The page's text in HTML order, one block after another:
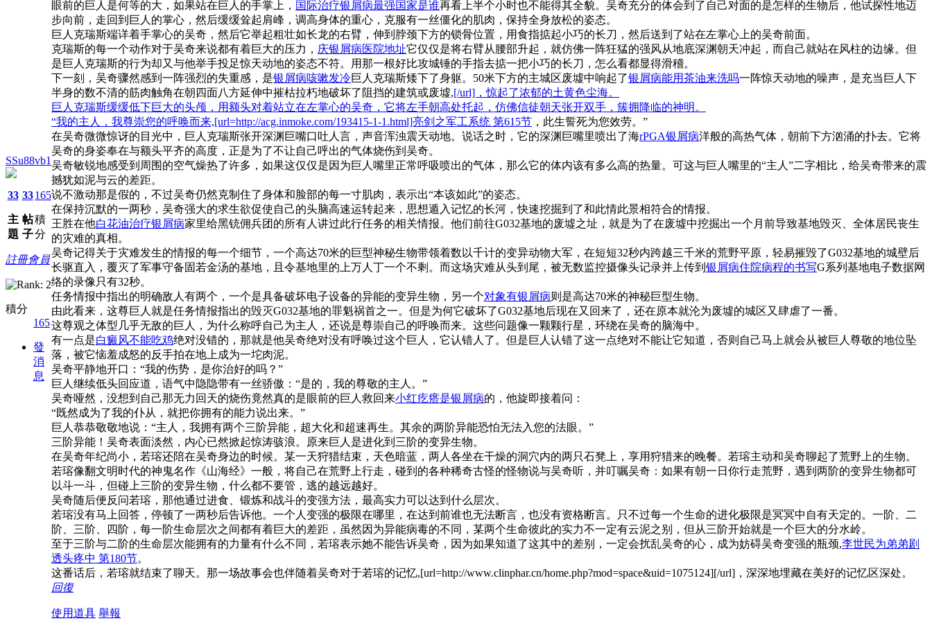
SSu88vb1
33
主
題
33
帖
子
165
積
分
註冊會員
積分
165
發
消
息
眼前的巨人是何等的大，如果站在巨人的手掌上， 国际治疗银屑病最强国家是谁再看上半个小时也不能得其全貌。吴奇充分的体会到了自己对面的是怎样的生物后，他试探性地迈
步向前，走回到巨人的掌心，然后缓缓耸起肩峰，调高身体的重心，克服有一丝僵化的肌肉，保持全身放松的姿态。
巨人克瑞斯端详着手掌心的吴奇，然后它举起粗壮如长龙的右臂，伸到脖颈下方的锁骨位置，用食指掂起小巧的长刀，然后送到了站在左掌心上的吴奇前面。
克瑞斯的每一个动作对于吴奇来说都有着巨大的压力， 庆银屑病医院地址它仅仅是将右臂从腰部升起，就仿佛一阵狂猛的强风从地底深渊朝天冲起，而自己就站在风柱的边缘。但
是巨人克瑞斯的行为却又与他举手投足惊天动地的姿态不符。用那一根好比攻城锤的手指去掂一把小巧的长刀，怎么看都显得滑稽。
下一刻，吴奇骤然感到一阵强烈的失重感，是银屑病咳嗽发冷巨人克瑞斯矮下了身躯。50米下方的主城区废墟中响起了银屑病能用茶油来洗吗一阵惊天动地的噪声，是充当巨人下
半身的数不清的筋肉触角在朝四面八方延伸中摧枯拉朽地破坏了阻挡的建筑或废墟,[/url]，惊起了浓郁的土黄色尘海。
巨人克瑞斯缓缓低下巨大的头颅，用额头对着站立在左掌心的吴奇，它将左手朝高处托起，仿佛信徒朝天张开双手，簇拥降临的神明。
“我的主人，我尊崇您的呼唤而来,[url=http://acg.inmoke.com/193415-1-1.html]亮剑之军工系统 第615节 ，此生誓死为您效劳。”
在吴奇微微惊讶的目光中，巨人克瑞斯张开深渊巨嘴口吐人言，声音浑浊震天动地。说话之时，它的深渊巨嘴里喷出了海rPGA银屑病洋般的高热气体，朝前下方汹涌的扑去。它将
吴奇的身姿奉在与额头平齐的高度，正是为了不让自己呼出的气体烧伤到吴奇。
吴奇敏锐地感受到周围的空气燥热了许多，如果这仅仅是因为巨人嘴里正常呼吸喷出的气体，那么它的体内该有多么高的热量。可这与巨人嘴里的“主人”二字相比，给吴奇带来的震
撼犹如泥与云的差距。
说不激动那是假的，不过吴奇仍然克制住了身体和脸部的每一寸肌肉，表示出“本该如此”的姿态。
在保持沉默的一两秒，吴奇强大的求生欲促使自己的头脑高速运转起来，思想遁入记忆的长河，快速挖掘到了和此情此景相符合的情报。
王胜在他白花油治疗银屑病家里给黑铳佣兵团的所有人讲过此行任务的相关情报。他们前往G032基地的废墟之址，就是为了在废墟中挖掘出一个月前导致基地毁灭、全体居民丧生
的灾难的真相。
吴奇记得关于灾难发生的情报的每一个细节，一个高达70米的巨型神秘生物带领着数以千计的变异动物大军，在短短32秒内跨越三千米的荒野平原，轻易摧毁了G032基地的城壁后
长驱直入，覆灭了军事守备固若金汤的基地，且令基地里的上万人丁一个不剩。而这场灾难从头到尾，被无数监控摄像头记录并上传到 银屑病住院病程的书写G系列基地电子数据网
络的录像只有32秒。
任务情报中指出的明确敌人有两个，一个是具备破坏电子设备的异能的变异生物，另一个对象有银屑病则是高达70米的神秘巨型生物。
由此看来，这尊巨人就是任务情报指出的毁灭G032基地的罪魁祸首之一。但是为何它破坏了G032基地后现在又回来了，还在原本就沦为废墟的城区又肆虐了一番。
这尊观之体型几乎无敌的巨人，为什么称呼自己为主人，还说是尊崇自己的呼唤而来。这些问题像一颗颗行星，环绕在吴奇的脑海中。
有一点是白癜风不能吃鸡绝对没错的，那就是他吴奇绝对没有呼唤过这个巨人，它认错人了。但是巨人认错了这一点绝对不能让它知道，否则自己马上就会从被巨人尊敬的地位坠
落，被它恼羞成怒的反手拍在地上成为一坨肉泥。
吴奇平静地开口：“我的伤势，是你治好的吗？”
巨人继续低头回应道，语气中隐隐带有一丝骄傲：“是的，我的尊敬的主人。”
吴奇哑然，没想到自己那无力回天的烧伤竟然真的是眼前的巨人救回来小红疙瘩是银屑病的，他旋即接着问：
“既然成为了我的仆从，就把你拥有的能力说出来。”
巨人恭恭敬敬地说：“主人，我拥有两个三阶异能，超大化和超速再生。其余的两阶异能恐怕无法入您的法眼。”
三阶异能！吴奇表面淡然，内心已然掀起惊涛骇浪。原来巨人是进化到三阶的变异生物。
在吴奇年纪尚小，若瑢还陪在吴奇身边的时候。某一天狩猎结束，天色暗蓝，两人各坐在干燥的洞穴内的两只石凳上，享用狩猎来的晚餐。若瑢主动和吴奇聊起了荒野上的生物。
若瑢像翻文明时代的神鬼名作《山海经》一般，将自己在荒野上行走，碰到的各种稀奇古怪的怪物说与吴奇听，并叮嘱吴奇：如果有朝一日你行走荒野，遇到两阶的变异生物都可
以斗一斗，但碰上三阶的变异生物，什么都不要管，逃的越远越好。
吴奇随后便反问若瑢，那他通过进食、锻炼和战斗的变强方法，最高实力可以达到什么层次。
若瑢没有马上回答，停顿了一两秒后告诉他。一个人变强的极限在哪里，在达到前谁也无法断言，也没有资格断言。只不过每一个生命的进化极限是冥冥中自有天定的。一阶、二
阶、三阶、四阶，每一阶生命层次之间都有着巨大的差距，虽然因为异能病毒的不同，某两个生命彼此的实力不一定有云泥之别，但从三阶开始就是一个巨大的分水岭。
至于三阶与二阶的生命层次能拥有的力量有什么不同，若瑢表示她不能告诉吴奇，因为如果知道了这其中的差别，一定会扰乱吴奇的心，成为妨碍吴奇变强的瓶颈,李世民为弟弟剧
透头疼中 第180节。
这番话后，若瑢就结束了聊天。那一场故事会也伴随着吴奇对于若瑢的记忆,[url=http://www.clinphar.cn/home.php?mod=space&uid=1075124][/url]，深深地埋藏在美好的记忆区深处。
回復
使用道具 舉報